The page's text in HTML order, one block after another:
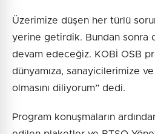
Üzerimize düşen her türlü
yerine getirdik. Bundan sonra
devam edeceğiz. KOBİ OSB
dünyamıza, sanayicilerimize ve
olmasını diliyorum” dedi.
Program konuşmaların